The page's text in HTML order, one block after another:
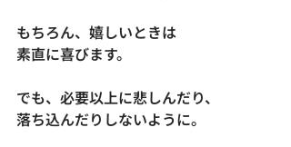
もちろん、嬉しいときは
素直に喜びます。
でも、必要以上に悲しんだり、
落ち込んだりしないように。